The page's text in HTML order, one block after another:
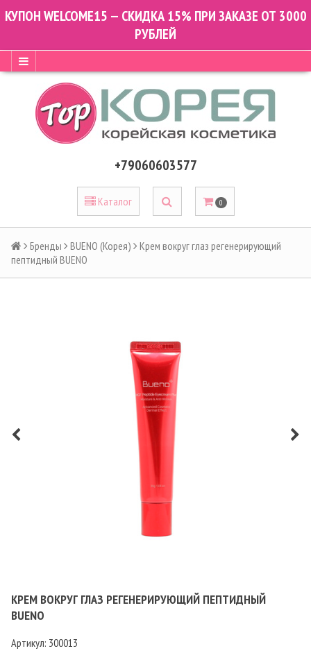
КУПОН WELCOME15 — СКИДКА 15% ПРИ ЗАКАЗЕ ОТ 3000
РУБЛЕЙ
+79060603577
Каталог 0
Бренды BUENO (Корея)
Крем вокруг глаз регенерирующий
пептидный BUENO
КРЕМ ВОКРУГ ГЛАЗ РЕГЕНЕРИРУЮЩИЙ ПЕПТИДНЫЙ
BUENO
Артикул: 300013